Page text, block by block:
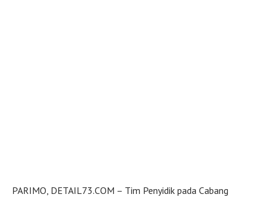
PARIMO, DETAIL73.COM – Tim Penyidik pada Cabang